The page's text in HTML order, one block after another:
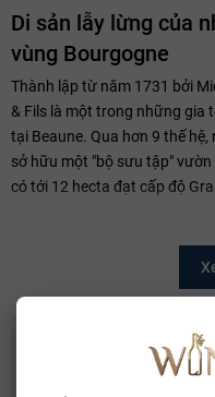
Di sản lẫy lừng của
vùng Bourgogne
Thành lập từ năm 1731 bởi
& Fils là một trong những gia
tại Beaune. Qua hơn 9 thế
sở hữu một "bộ sưu tập"
có tới 12 hecta đạt cấp độ
khí hậu riêng biệt. Mỗi chai
là một thức uống, mà là lời
trăm năm. Chai Vosne-
minh chứng sống động nhất